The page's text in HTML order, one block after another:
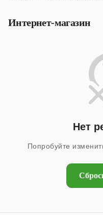
Коряжма
Ярославль
Интернет-магазин
Нет
Попробуйте